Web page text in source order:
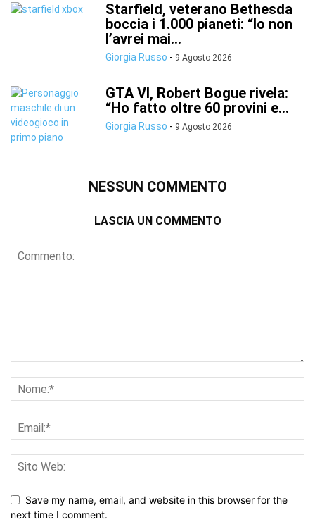
Starfield, veterano Bethesda
boccia i 1.000 pianeti: “Io non
l’avrei mai...
Giorgia Russo - 9 Agosto 2026
GTA VI, Robert Bogue rivela:
“Ho fatto oltre 60 provini e...
Giorgia Russo - 9 Agosto 2026
NESSUN COMMENTO
LASCIA UN COMMENTO
Save my name, email, and website in this browser for the
next time I comment.